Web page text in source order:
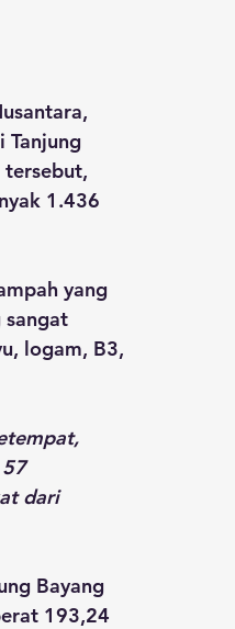
Tanjung
tersebut,
1.436
yang
sangat
logam, B3,
57
dari
Bayang
193,24